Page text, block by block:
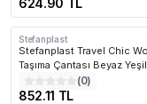
624.90 TL
Kargo Bedava
Stefanplast
Stefanplast Travel Chic
Taşıma Çantası Beyaz Yeşil
(0)
852.11 TL